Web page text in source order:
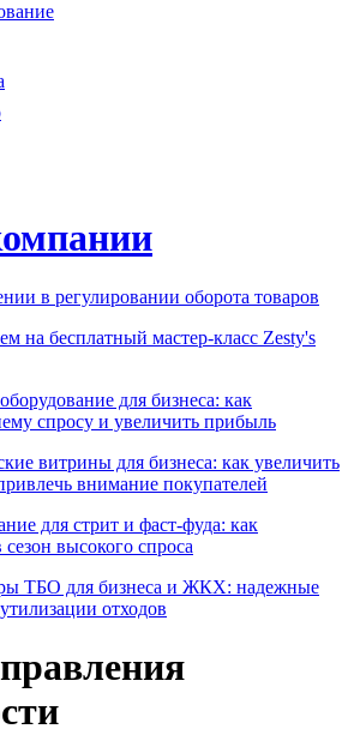
в регулировании оборота товаров
на бесплатный мастер-класс Zesty's
для бизнеса: как
спросу и увеличить прибыль
витрины для бизнеса: как увеличить
внимание покупателей
для стрит и фаст-фуда: как
высокого спроса
ТБО для бизнеса и ЖКХ: надежные
отходов